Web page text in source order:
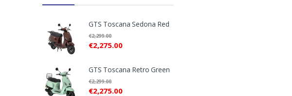
GTS Toscana Sedona Red
€2,275.00
€2,299.00
GTS Toscana Retro Green
€2,275.00
€2,299.00